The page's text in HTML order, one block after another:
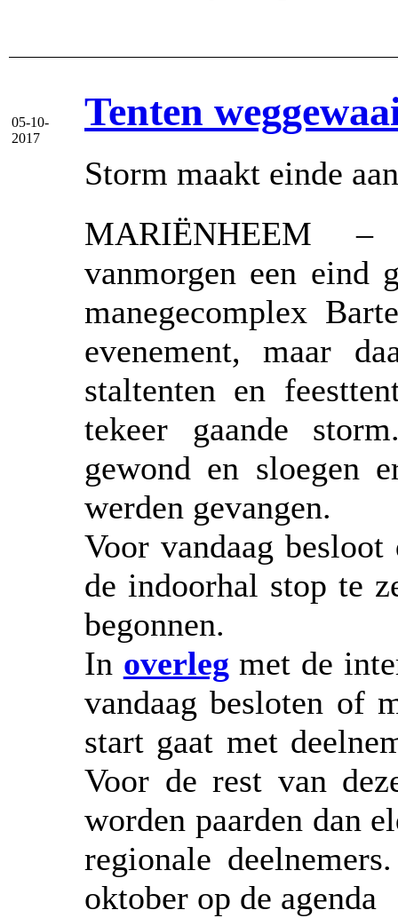
05-10-
2017
Tenten
Storm maakt einde
MARIËNHEEM –
vanmorgen een eind
manegecomplex
evenement, maar
staltenten en
tekeer gaande
gewond en sloegen
werden gevangen.
Voor vandaag
de indoorhal stop te
begonnen.
In overlegmet de
vandaag besloten of
start gaat met
Voor de rest van
worden paarden dan
regionale
oktober op de agenda